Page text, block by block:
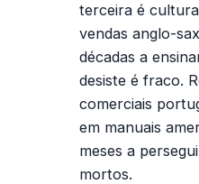
terceira é
vendas anglo-
décadas a
desiste é fraco.
comerciais
em manuais
meses a
mortos.